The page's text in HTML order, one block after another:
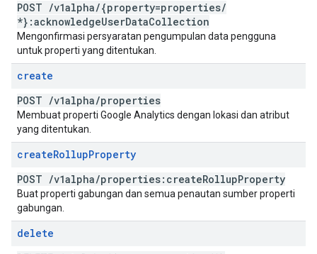
POST /v1alpha/{property=properties/
*}:acknowledgeUserDataCollection
Mengonfirmasi persyaratan pengumpulan data pengguna
untuk properti yang ditentukan.
create
POST /v1alpha/properties
Membuat properti Google Analytics dengan lokasi dan atribut
yang ditentukan.
createRollupProperty
POST /v1alpha/properties:createRollupProperty
Buat properti gabungan dan semua penautan sumber properti
gabungan.
delete